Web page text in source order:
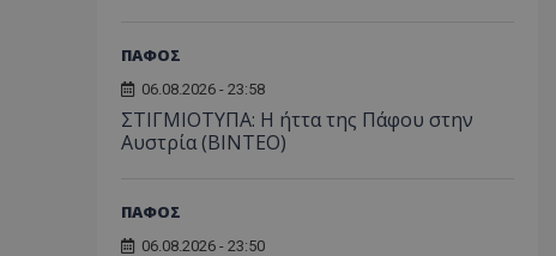
ΠΑΦΟΣ
06.08.2026 - 23:58
ΣΤΙΓΜΙΟΤΥΠΑ: Η ήττα της Πάφου στην
Αυστρία (ΒΙΝΤΕΟ)
ΠΑΦΟΣ
06.08.2026 - 23:50